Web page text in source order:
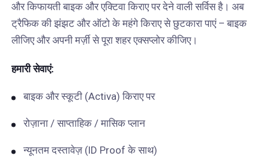
और किफायती बाइक और एक्टिवा किराए पर देने वाली सर्विस है। अब
ट्रैफिक की झंझट और ऑटो के महंगे किराए से छुटकारा पाएं – बाइक
लीजिए और अपनी मर्ज़ी से पूरा शहर एक्सप्लोर कीजिए।
हमारी सेवाएं:
बाइक और स्कूटी (Activa) किराए पर
रोज़ाना / साप्ताहिक / मासिक प्लान
न्यूनतम दस्तावेज़ (ID Proof के साथ)